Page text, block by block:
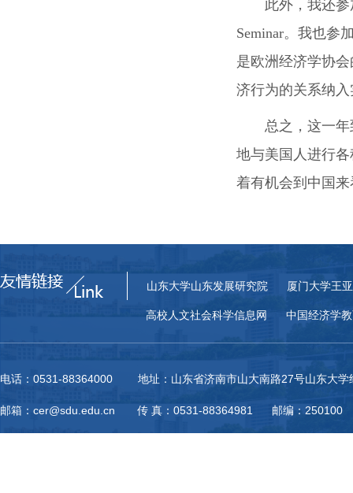
此外，我还
Seminar。我也参
是欧洲经济学协
济行为的关系纳
总之，这一
地与美国人进行
着有机会到中国
山东大学山东发展研究院 厦门大学王
高校人文社会科学信息网 中国经济学
电话：0531-88364000 地址：山东省济南市山大南路27号山东大学
邮箱：cer@sdu.edu.cn 传 真：0531-88364981 邮编：250100